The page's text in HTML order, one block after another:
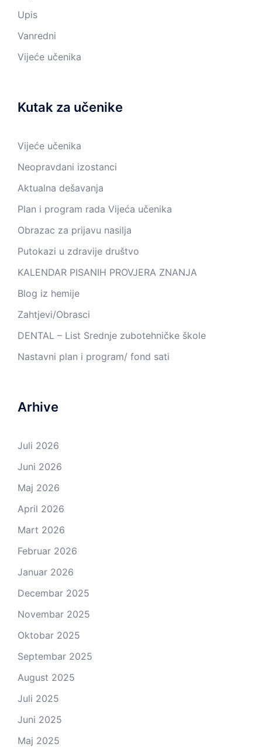
Upis
Vanredni
Vijeće učenika
Kutak za učenike
Vijeće učenika
Neopravdani izostanci
Aktualna dešavanja
Plan i program rada Vijeća učenika
Obrazac za prijavu nasilja
Putokazi u zdravije društvo
KALENDAR PISANIH PROVJERA ZNANJA
Blog iz hemije
Zahtjevi/Obrasci
DENTAL – List Srednje zubotehničke škole
Nastavni plan i program/ fond sati
Arhive
Juli 2026
Juni 2026
Maj 2026
April 2026
Mart 2026
Februar 2026
Januar 2026
Decembar 2025
Novembar 2025
Oktobar 2025
Septembar 2025
August 2025
Juli 2025
Juni 2025
Maj 2025